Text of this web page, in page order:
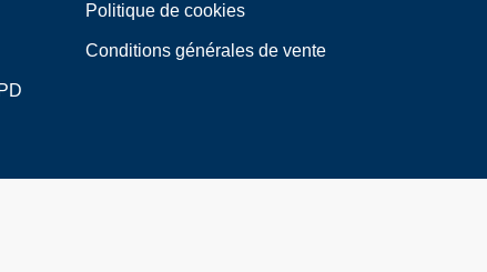
Politique de cookies
Conditions générales de vente